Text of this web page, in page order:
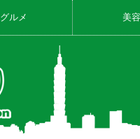
グルメ 美容